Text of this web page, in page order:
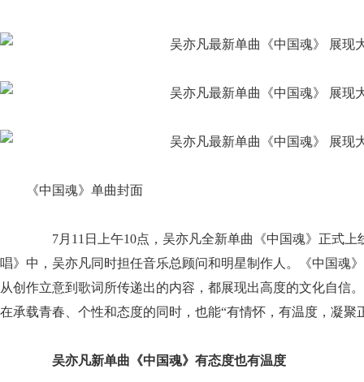
《中国魂》单曲封面
7月11日上午10点，吴亦凡全新单曲《中国魂》正式上
唱》中，吴亦凡同时担任音乐总顾问和明星制作人。《中国魂
从创作立意到歌词所传递出的内容，都展现出高度的文化自信
在承载青春、个性和态度的同时，也能“有情怀，有温度，凝聚
吴亦凡新单曲《中国魂》有态度也有温度